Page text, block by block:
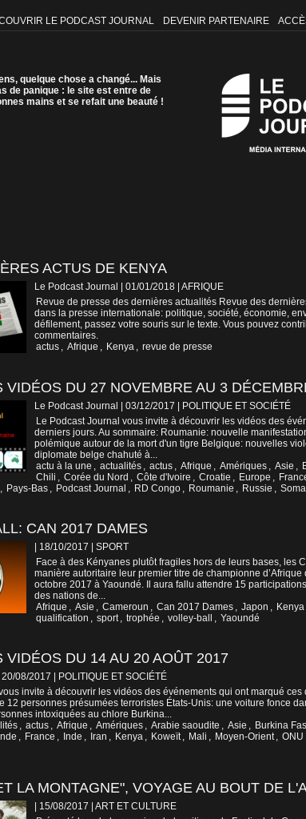
LE PODCAST JOURNAL DEVENIR PARTENAIRE
quelque chose a changé... Mais
de panique : le site est entre de
mains et se refait une beauté !
ACTUS DE KENYA
Le Podcast Journal | 01/01/2018 AFRIQUE
Revue de presse des dernières actualités Revue des
dans la presse internationale: politique, société, économie,
défilement, passez votre souris sur le texte. Vous pouvez
commentaires.
actus , Afrique , Kenya , revue de presse
VIDÉOS DU 27 NOVEMBRE AU 3
Le Podcast Journal | 03/12/2017
POLITIQUE ET SOCIÉTÉ
Le Podcast Journal vous invite à découvrir les vidéos des
derniers jours. Au sommaire: Roumanie: nouvelle
polémique autour de la mort d'un tigre Belgique: nouvelles
diplomate belge chahuté à...
actu à la une , actualités , actus , Afrique , Amériques , Asie ,
Chili , Corée du Nord , Côte d'Ivoire , Croatie , Europe ,
, Pays-Bas , Podcast Journal , RD Congo , Roumanie , Russie ,
CAN 2017 DAMES
| 18/10/2017
SPORT
Face à des Kényanes plutôt fragiles hors de leurs bases, les
manière autoritaire leur premier titre de championne
octobre 2017 à Yaoundé. Il aura fallu attendre 15
des nations de...
Afrique , Asie , Cameroun , Can 2017 Dames , Japon , Kenya
qualification , sport , trophée , volley-ball , Yaoundé
VIDÉOS DU 14 AU 20 AOÛT 2017
08/2017
POLITIQUE ET SOCIÉTÉ
invite à découvrir les vidéos des événements qui ont marqué ces
12 personnes présumées terroristes États-Unis: une voiture fonce
intoxiquées au chlore Burkina...
, actus , Afrique , Amériques , Arabie saoudite , Asie , Burkina
, France , Inde , Iran , Kenya , Koweït , Mali , Moyen-Orient , ONU
LA MONTAGNE", VOYAGE AU BOUT DE
| 15/08/2017
ART ET CULTURE